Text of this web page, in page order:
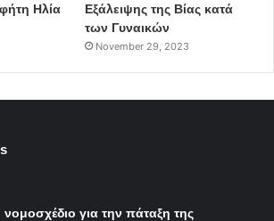
Ηλία
Εξάλειψης της Βίας κατά
των Γυναικών
November 29, 2023
για την πάταξη της